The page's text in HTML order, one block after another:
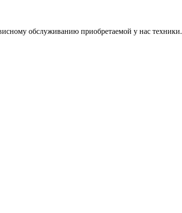
обслуживанию приобретаемой у нас техники.